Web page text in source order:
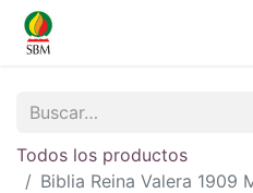
Todos los productos
Biblia Reina Valera 1909